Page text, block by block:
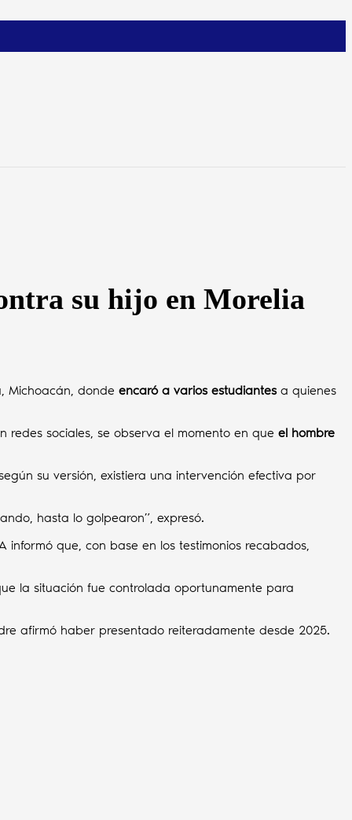
su hijo en Morelia
Michoacán, donde encaró a varios estudiantesa quienes
redes sociales, se observa el momento en que el hombre
su versión, existiera una intervención efectiva por
hasta lo golpearon”, expresó.
que, con base en los testimonios recabados,
la situación fue controlada oportunamente para
afirmó haber presentado reiteradamente desde 2025.